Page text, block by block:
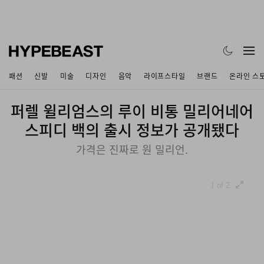
패션 신발 미술 디자인 음악 라이프스타일 브랜드 온라인 스
퍼렐 윌리엄스의 루이 비통 밀리어네어
스피디 백의 출시 정보가 공개됐다
가격은 진짜로 원 밀리언.